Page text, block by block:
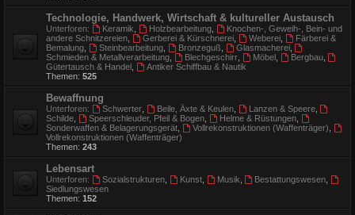
Technologie, Handwerk, Wirtschaft & kultureller Austausch
Unterforen: Keramik Holzbearbeitung,
Knochen-, Geweih-, Bein- und
andere Schnitzereien
Gerberei & Kürschnerei, Weberei,
Färberei &
Bemalung
Steinbearbeitung, Bronzeguß Glasmacherei,
Schmieden & Metallverarbeitung
Blechgeschirr, Möbel Bergbau,
Gütertausch & Handel
Antiker Schiffbau & Nautik
Themen: 525
Bewaffnung
Unterforen: Schwerter, Beile, Äxte & Keulen, Lanzen & Speere,
Schilde
Speerschleuder, Pfeil & Bogen, Helme & Rüstungen,
Sonderwaffen & Belagerungsgerät
Vollrekonstruktionen (Waffenträger)
Vollrekonstruktionen (Waffenträger)
Themen: 243
Lebensart
Unterforen: Sozialstrukturen, Kunst, Musik Bestattungswesen
Siedlungswesen
Themen: 152